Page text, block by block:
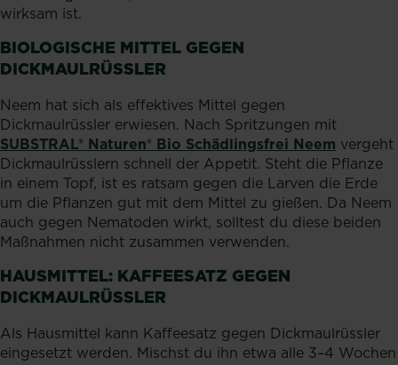
wirksam ist.
BIOLOGISCHE MITTEL GEGEN
DICKMAULRÜSSLER
Neem hat sich als effektives Mittel gegen
Dickmaulrüssler erwiesen. Nach Spritzungen mit
SUBSTRAL® Naturen® Bio Schädlingsfrei Neem vergeht
Dickmaulrüsslern schnell der Appetit. Steht die Pflanze
in einem Topf, ist es ratsam gegen die Larven die Erde
um die Pflanzen gut mit dem Mittel zu gießen. Da Neem
auch gegen Nematoden wirkt, solltest du diese beiden
Maßnahmen nicht zusammen verwenden.
HAUSMITTEL: KAFFEESATZ GEGEN
DICKMAULRÜSSLER
Als Hausmittel kann Kaffeesatz gegen Dickmaulrüssler
eingesetzt werden. Mischst du ihn etwa alle 3–4 Wochen